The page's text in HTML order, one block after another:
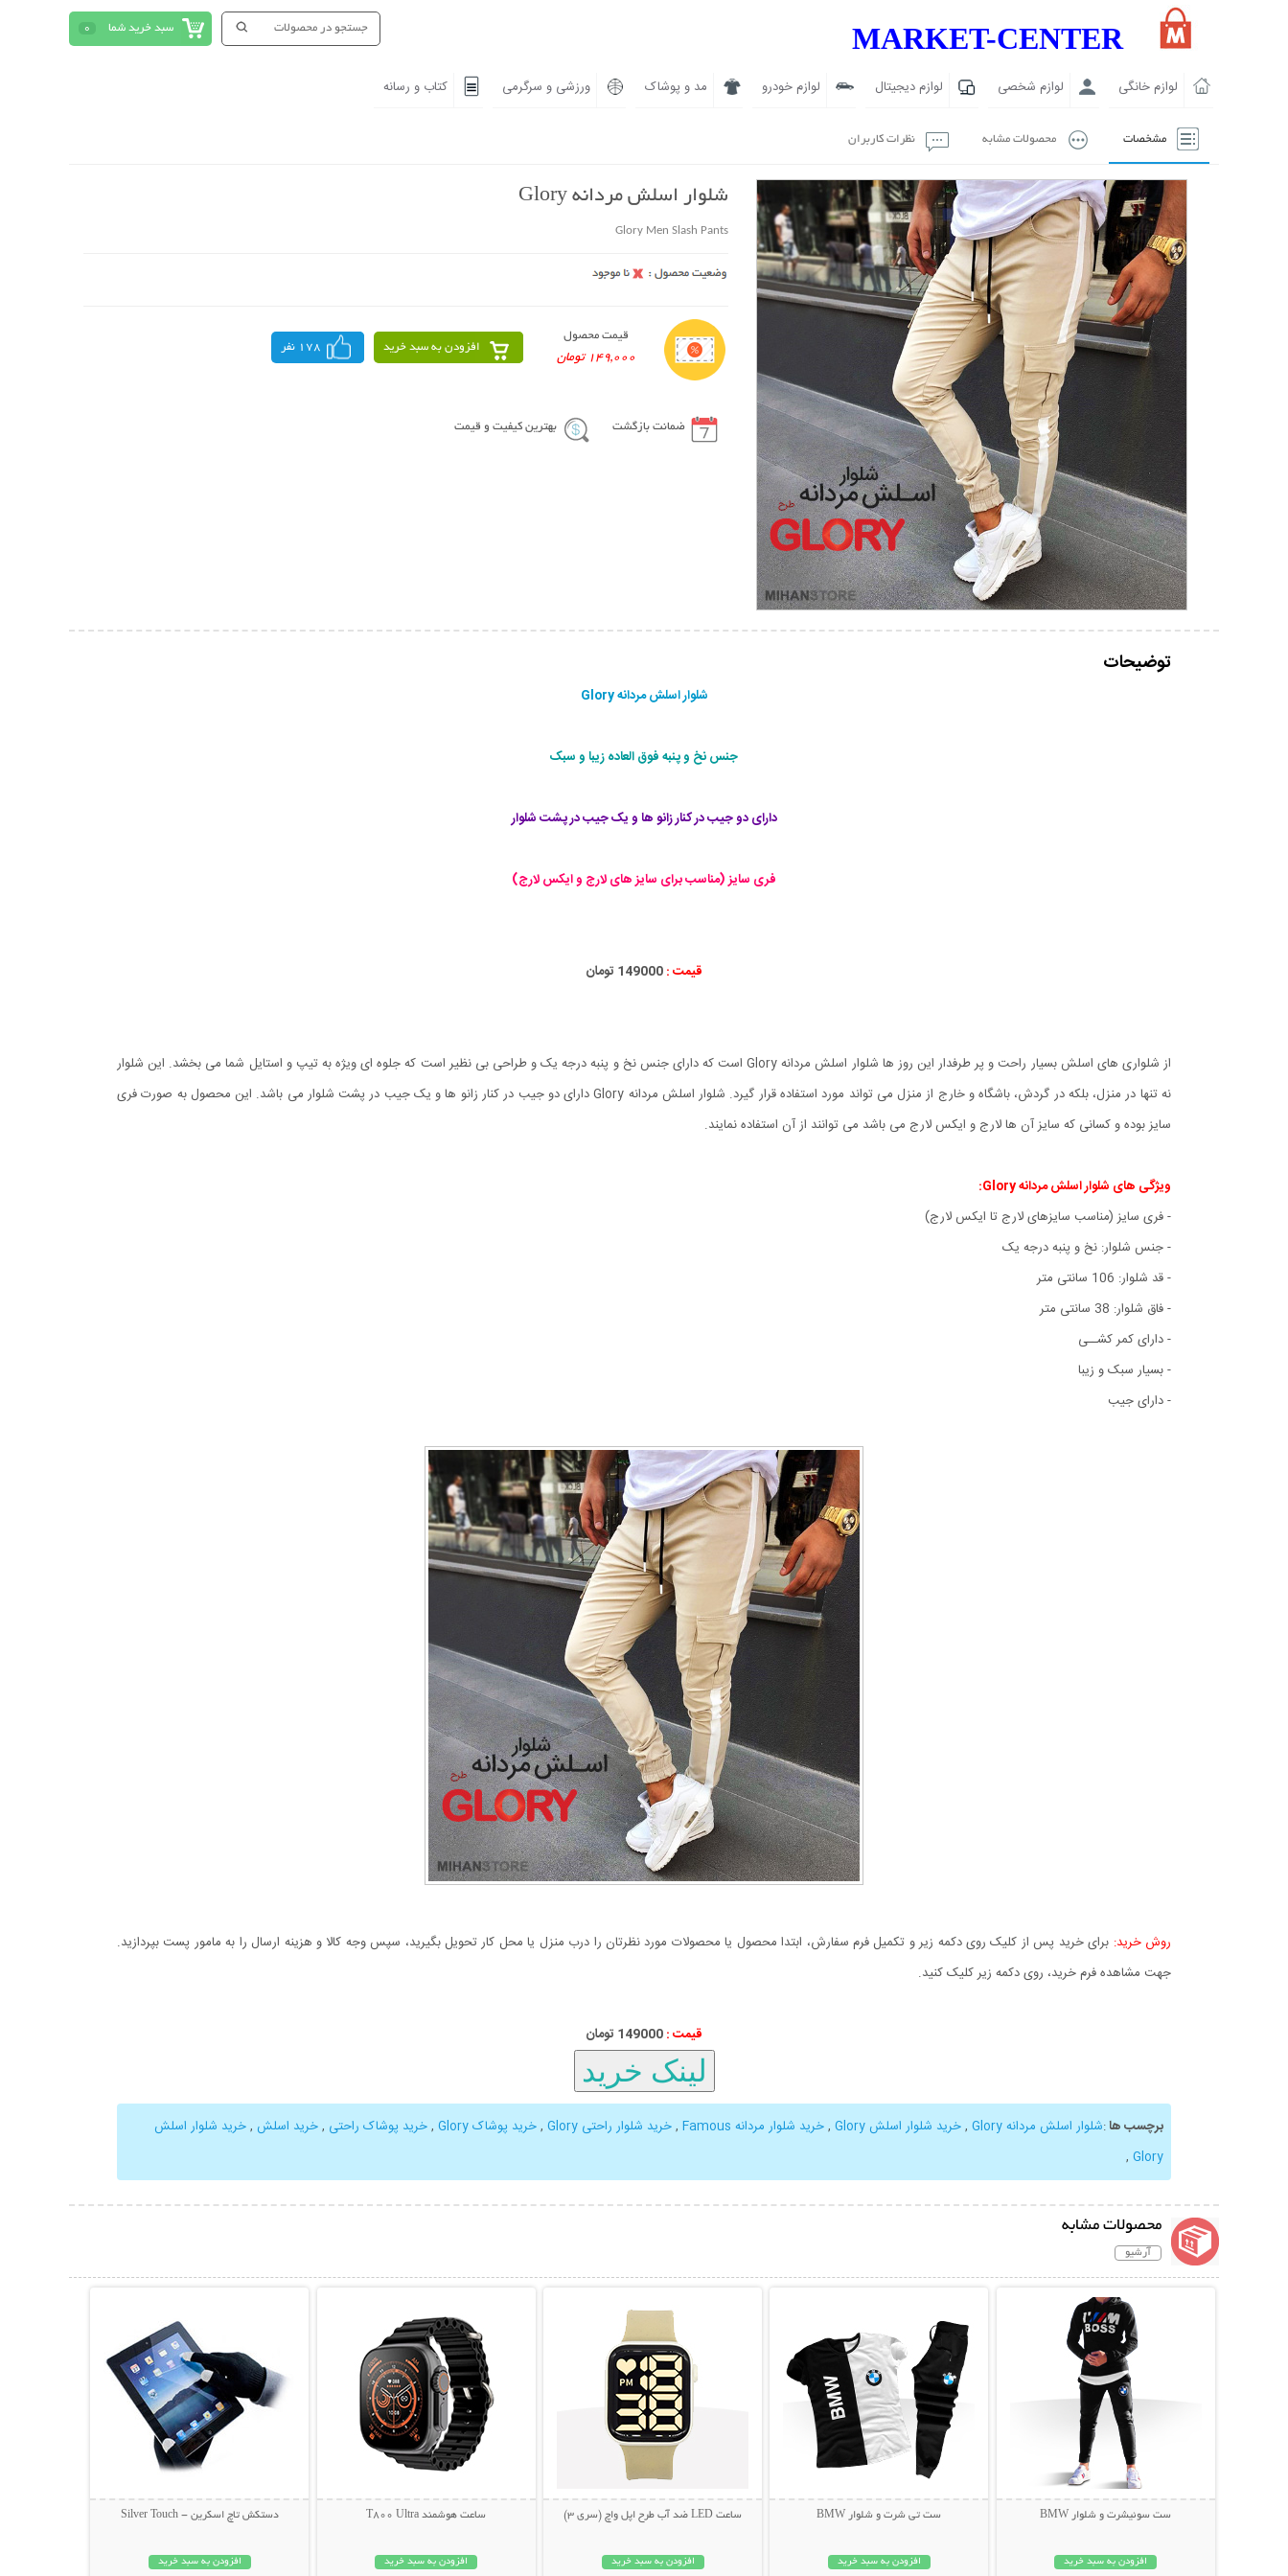
سبد خرید شما 0 MARKET-CENTER
لوازم خانگی لوازم شخصی لوازم دیجیتال لوازم خودرو مد و پوشاک ورزشی و سرگرمی کتاب و رسانه
مشخصات محصولات مشابه نظرات کاربران
شلوار اسلش مردانه Glory
Glory Men Slash Pants
قیمت محصول
149,000 تومان
افزودن به سبد خرید 178 نفر
ضمانت بازگشت بهترین کیفیت و قیمت
توضیحات
شلوار اسلش مردانه Glory
جنس نخ و پنبه فوق العاده زیبا و سبک
دارای دو جیب در کنار زانو ها و یک جیب در پشت شلوار
فری سایز (مناسب برای سایز های لارج و ایکس لارج)
قیمت :149000 تومان
از شلواری های اسلش بسیار راحت و پر طرفدار این روز ها شلوار اسلش مردانه Glory است که دارای جنس نخ و پنبه درجه یک و طراحی بی نظیر است که جلوه ای ویژه به تیپ و استایل شما می بخشد. این شلوار
نه تنها در منزل، بلکه در گردش، باشگاه و خارج از منزل می تواند مورد استفاده قرار گیرد. شلوار اسلش مردانه Glory دارای دو جیب در کنار زانو ها و یک جیب در پشت شلوار می باشد. این محصول به صورت فری
سایز بوده و کسانی که سایز آن ها لارج و ایکس لارج می باشد می توانند از آن استفاده نمایند.
ویژگی های شلوار اسلش مردانه Glory:
- فری سایز (مناسب سایزهای لارج تا ایکس لارج)
- جنس شلوار: نخ و پنبه درجه یک
- قد شلوار: 106 سانتی متر
- فاق شلوار: 38 سانتی متر
- دارای کمر کشــی
- بسیار سبک و زیبا
- دارای جیب
روش خرید: برای خرید پس از کلیک روی دکمه زیر و تکمیل فرم سفارش، ابتدا محصول یا محصولات مورد نظرتان را درب منزل یا محل کار تحویل بگیرید، سپس وجه کالا و هزینه ارسال را به مامور پست بپردازید.
جهت مشاهده فرم خرید، روی دکمه زیر کلیک کنید.
قیمت :149000 تومان
برچسب ها:شلوار اسلش مردانه Glory ,خرید شلوار اسلش Glory ,خرید شلوار مردانه Famous ,خرید شلوار راحتی Glory ,خرید پوشاک Glory ,خرید پوشاک راحتی ,خرید اسلش ,خرید شلوار اسلش
Glory
,
محصولات مشابه
آرشیو
ست سوئیشرت و شلوار BMW
افزودن به سبد خرید
ست تی شرت و شلوار BMW
افزودن به سبد خرید
ساعت LED ضد آب طرح اپل واچ (سری 3)
افزودن به سبد خرید
ساعت هوشمند T800 Ultra
افزودن به سبد خرید
دستکش تاچ اسکرین - Silver Touch
افزودن به سبد خرید